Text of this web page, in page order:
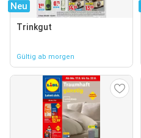
Neu
Trinkgut
Gültig ab morgen